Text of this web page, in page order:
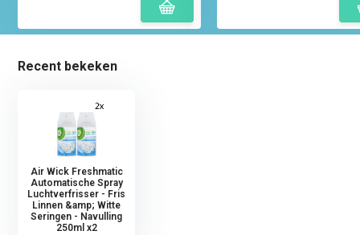
Recent bekeken
Air Wick Freshmatic
Automatische Spray
Luchtverfrisser - Fris
Linnen &amp; Witte
Seringen - Navulling
250ml x2